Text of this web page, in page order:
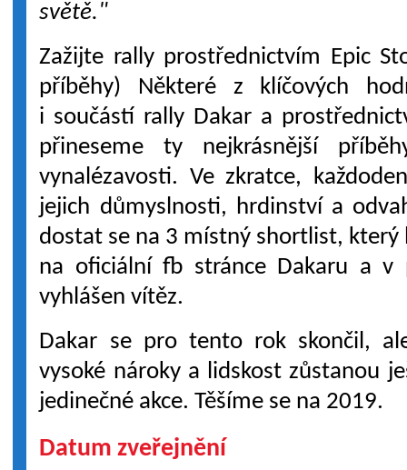
světě."
Zažijte rally prostřednictvím Epic
příběhy) Některé z klíčových
i součástí rally Dakar a
přineseme ty nejkrásnější
vynalézavosti. Ve zkratce,
jejich důmyslnosti, hrdinství a
dostat se na 3 místný shortlist, který
na oficiální fb stránce Dakaru a v
vyhlášen vítěz.
Dakar se pro tento rok skončil,
vysoké nároky a lidskost zůstanou
jedinečné akce. Těšíme se na 2019.
Datum zveřejnění